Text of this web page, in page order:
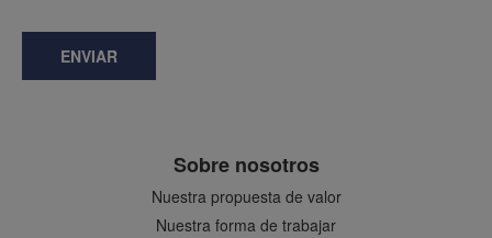
ENVIAR
Sobre nosotros
Nuestra propuesta de valor
Nuestra forma de trabajar